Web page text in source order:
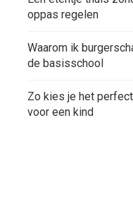
oppas regelen
Waarom ik
de basisschool
Zo kies je het
voor een kind